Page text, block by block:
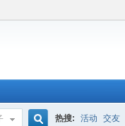
热搜: 活动 交友